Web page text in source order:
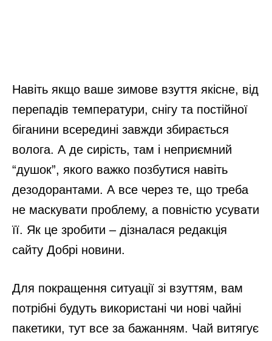
Навіть якщо ваше зимове взуття якісне, від
перепадів температури, снігу та постійної
біганини всередині завжди збирається
волога. А де сирість, там і неприємний
“душок”, якого важко позбутися навіть
дезодорантами. А все через те, що треба
не маскувати проблему, а повністю усувати
її. Як це зробити – дізналася редакція
сайту Добрі новини.
Для покращення ситуації зі взуттям, вам
потрібні будуть використані чи нові чайні
пакетики, тут все за бажанням. Чай витягує